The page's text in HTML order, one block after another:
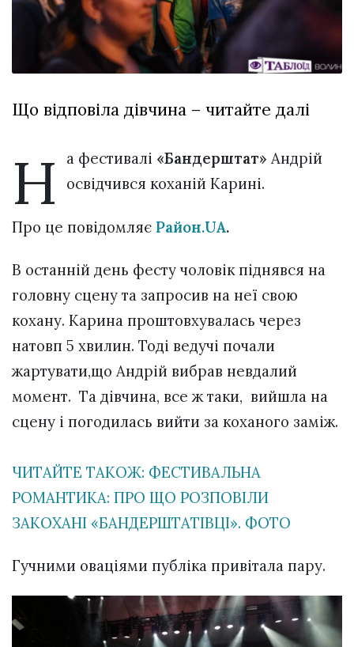
залишив у
Луцьку
три...
27 Липня 2026
710 переглядів
Всі розділи
Персона
Афіша
ZONE 18+
Контакти
Що відповіла дівчина – читайте далі
Н а фестивалі «Бандерштат» Андрій
освідчився коханій Карині.
Про це повідомляє Район.UA.
В останній день фесту чоловік піднявся на
головну сцену та запросив на неї свою
кохану. Карина проштовхувалась через
натовп 5 хвилин. Тоді ведучі почали
жартувати,що Андрій вибрав невдалий
момент. Та дівчина, все ж таки, вийшла на
сцену і погодилась вийти за коханого заміж.
ЧИТАЙТЕ ТАКОЖ: ФЕСТИВАЛЬНА
РОМАНТИКА: ПРО ЩО РОЗПОВІЛИ
ЗАКОХАНІ «БАНДЕРШТАТІВЦІ». ФОТО
Гучними оваціями публіка привітала пару.